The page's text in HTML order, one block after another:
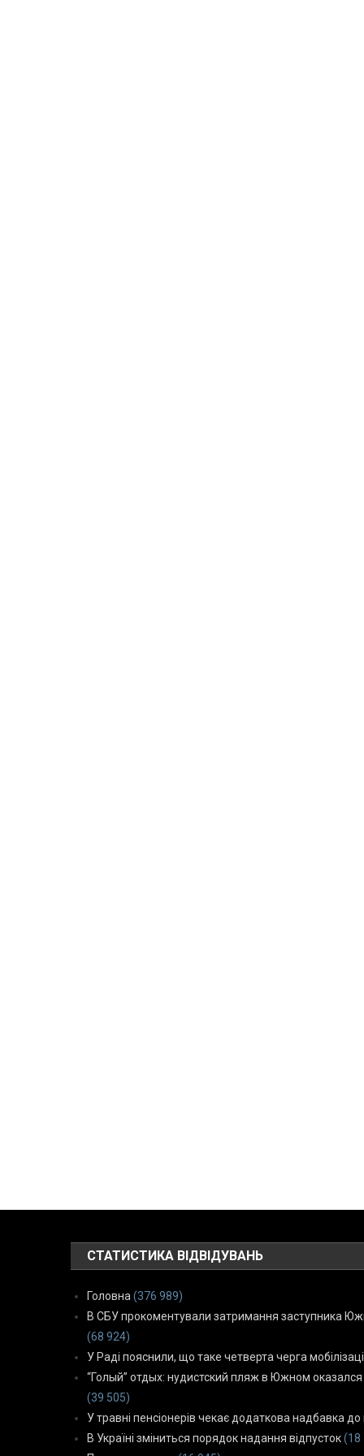
СТАТИСТИКА ВІДВІДУВАНЬ
Головна (376 989)
В СБУ прокоментували затримання заступника
(68 924)
У Раді пояснили, що таке четверта черга
“Голый” отдых: нудистский пляж в Южном
(39 505)
У травні пенсіонерів чекає додаткова надбавка до
В Україні зміниться порядок надання відпусток (18